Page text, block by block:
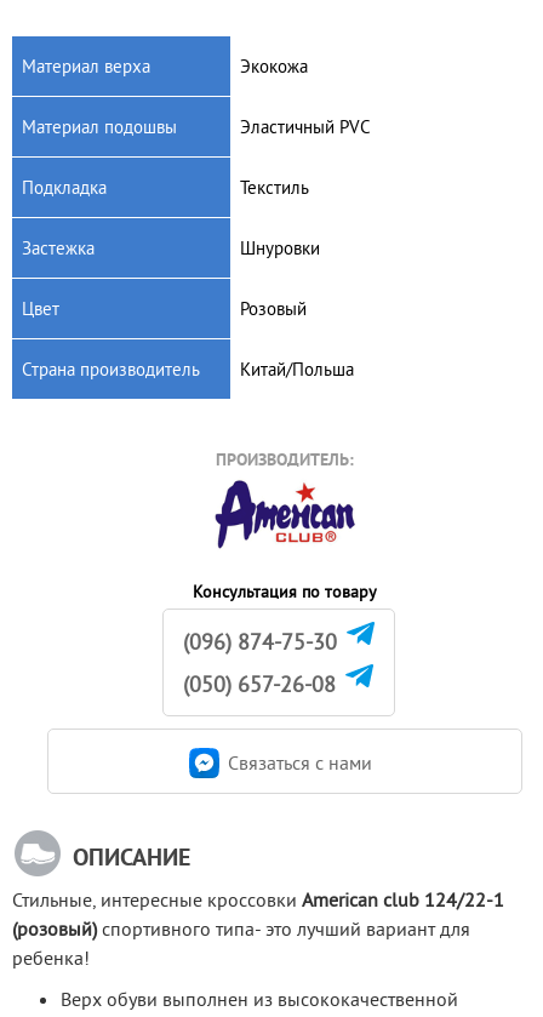
Материал верха Экокожа
Материал подошвы Эластичный PVC
Подкладка Текстиль
Застежка Шнуровки
Цвет Розовый
Страна производитель Китай/Польша
ПРОИЗВОДИТЕЛЬ:
Консультация по товару
(096) 874-75-30
(050) 657-26-08
Связаться c нами
ОПИСАНИЕ
Стильные, интересные кроссовки American club 124/22-1
(розовый) спортивного типа- это лучший вариант для
ребенка!
Верх обуви выполнен из высококачественной